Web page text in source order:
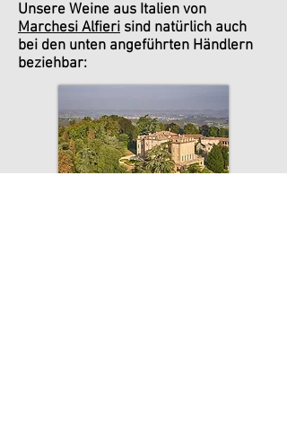
Unsere Weine aus Italien von
Marchesi Alfieri sind natürlich auch
bei den unten angeführten Händlern
beziehbar: